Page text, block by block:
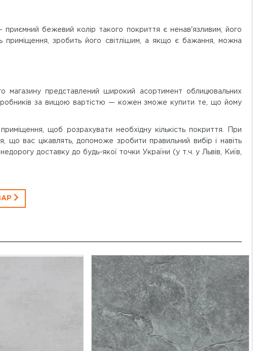
приємний бежевий колір такого покриття є ненав'язливим, його
приміщення, зробить його світлішим, а якщо є бажання, можна
магазину представлений широкий асортимент облицювальних
за вищою вартістю — кожен зможе купити те, що йому
щоб розрахувати необхідну кількість покриття. При
що вас цікавлять, допоможе зробити правильний вибір і навіть
доставку до будь-якої точки України (у т.ч. у Львів, Київ,